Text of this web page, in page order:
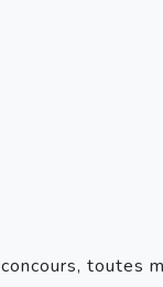
toutes